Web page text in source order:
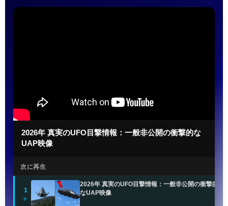
2026年 真実のUFO目撃情報：一般非公開の衝撃的な
UAP映像
次に再生
1
▶
2026年 真実のUFO目撃情報：一般非公開の衝撃的
なUAP映像